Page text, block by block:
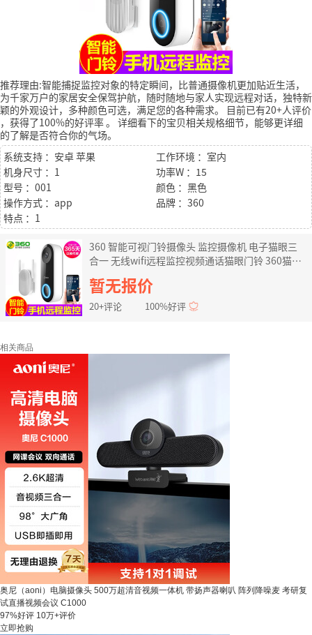
推荐理由:智能捕捉监控对象的特定瞬间，比普通摄像机更加贴近生活，
为千家万户的家居安全保驾护航，随时随地与家人实现远程对话，独特新
颖的外观设计，多种颜色可选，满足您的各种需求。
目前已有20+人评价
，获得了100%的好评率。 详细看下的宝贝相关规格细节，能够更详细
的了解是否符合你的气场。
系统支持 ：安卓 苹果
工作环境 ：室内
机身尺寸 ：1
功率W ：15
型号 ：001
颜色 ：黑色
操作方式 ：app
品牌 ：360
特点 ：1
360 智能可视门铃摄像头 监控摄像机 电子猫眼三
合一 无线wifi远程监控视频通话猫眼门铃 360猫眼
门铃标配
暂无报价
20+评论 100%好评
相关商品
奥尼（aoni）电脑摄像头 500万超清音视频一体机 带扬声器喇叭 阵列降噪麦 考研复
试直播视频会议 C1000
97%好评 10万+评价
立即抢购